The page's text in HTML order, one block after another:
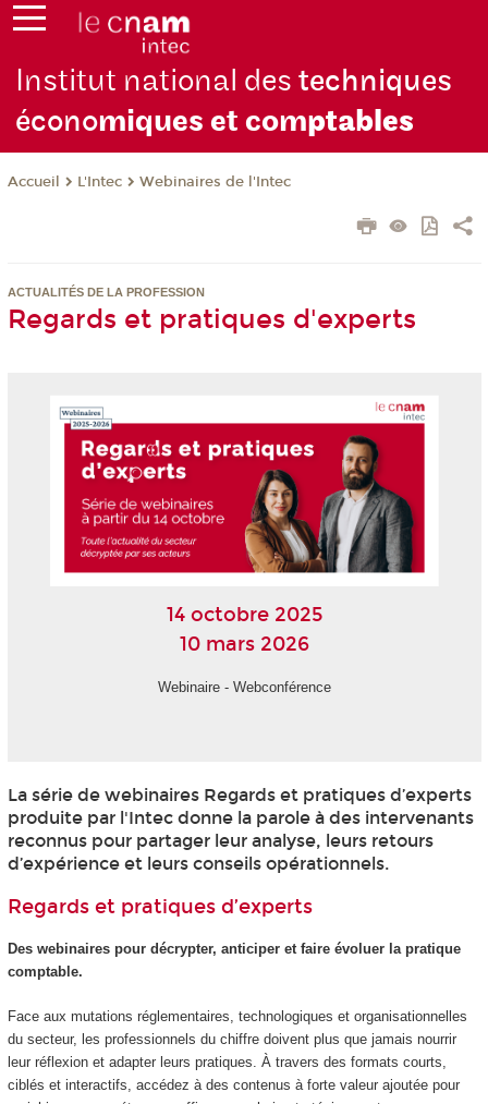
Institut national destechniques
économiques et comptables
Accueil L'Intec Webinaires de l'Intec
ACTUALITÉS DE LA PROFESSION
Regards et pratiques d'experts
14 octobre 2025
10 mars 2026
Webinaire - Webconférence
La série de webinaires Regards et pratiques d’experts
produite par l'Intec donne la parole à des intervenants
reconnus pour partager leur analyse, leurs retours
d’expérience et leurs conseils opérationnels.
Regards et pratiques d’experts
Des webinaires pour décrypter, anticiper et faire évoluer la pratique
comptable.
Face aux mutations réglementaires, technologiques et organisationnelles
du secteur, les professionnels du chiffre doivent plus que jamais nourrir
leur réflexion et adapter leurs pratiques. À travers des formats courts,
ciblés et interactifs, accédez à des contenus à forte valeur ajoutée pour